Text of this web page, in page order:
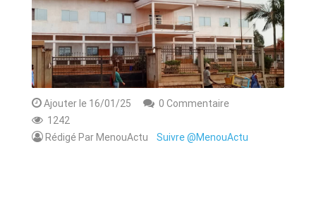
BREAKING-NEWS
CAMEROUN
PLUS
Ajouter le 16/01/25
0 Commentaire
1242
Rédigé Par MenouActu Suivre @MenouActu